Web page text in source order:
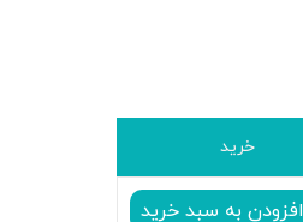
خرید
افزودن به سبد خرید